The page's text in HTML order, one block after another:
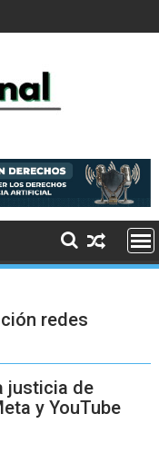
redes
justicia de
y YouTube